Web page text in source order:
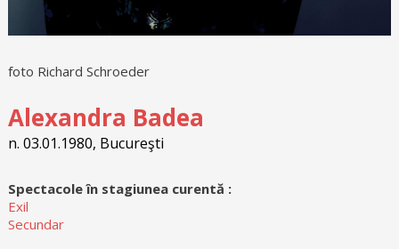
foto Richard Schroeder
Alexandra Badea
n. 03.01.1980, Bucureşti
Spectacole în stagiunea curentă :
Exil
Secundar